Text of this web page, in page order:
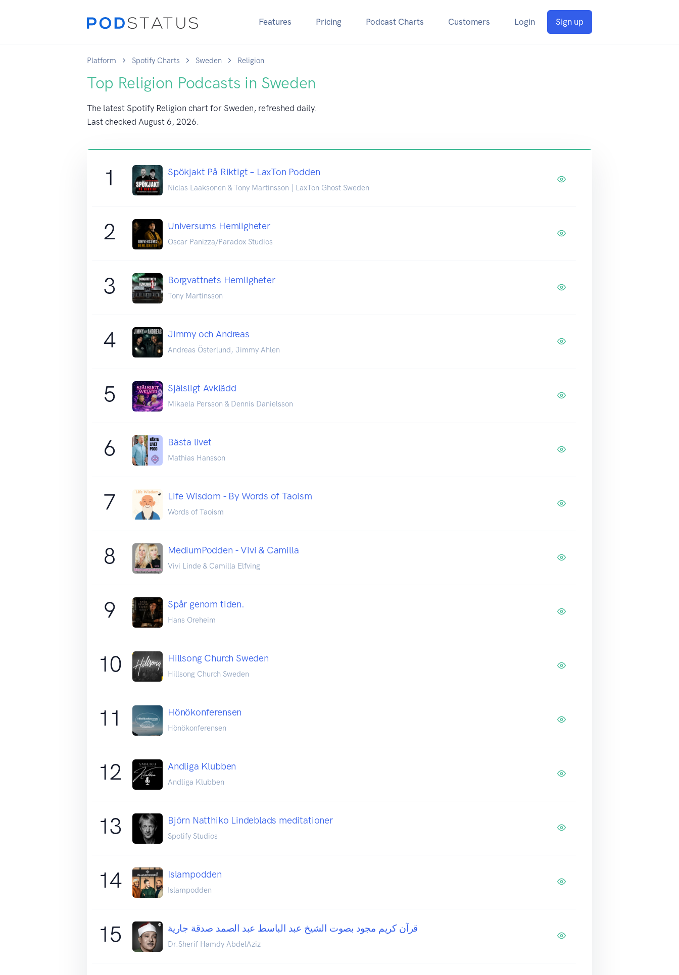
Features Pricing Podcast Charts Customers Login Sign up
Platform Spotify Charts Sweden Religion
Top Religion Podcasts in Sweden
The latest Spotify Religion chart for Sweden, refreshed daily.
Last checked August 6, 2026.
1 Spökjakt På Riktigt – LaxTon Podden
Niclas Laaksonen & Tony Martinsson | LaxTon Ghost Sweden
2 Universums Hemligheter
Oscar Panizza/Paradox Studios
3 Borgvattnets Hemligheter
Tony Martinsson
4 Jimmy och Andreas
Andreas Österlund, Jimmy Ahlen
5 Själsligt Avklädd
Mikaela Persson & Dennis Danielsson
6 Bästa livet
Mathias Hansson
7 Life Wisdom - By Words of Taoism
Words of Taoism
8 MediumPodden - Vivi & Camilla
Vivi Linde & Camilla Elfving
9 Spår genom tiden.
Hans Oreheim
10 Hillsong Church Sweden
Hillsong Church Sweden
11 Hönökonferensen
Hönökonferensen
12 Andliga Klubben
Andliga Klubben
13 Björn Natthiko Lindeblads meditationer
Spotify Studios
14 Islampodden
Islampodden
15 قرآن كريم مجود بصوت الشيخ عبد الباسط عبد الصمد صدقة جارية
Dr.Sherif Hamdy AbdelAziz